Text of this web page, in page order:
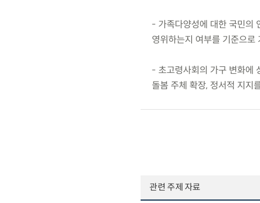
- 가족다양성에 대한 국민의
영위하는지 여부를 기준으로
- 초고령사회의 가구 변화에
돌봄 주체 확장, 정서적 지지
관련 주제 자료